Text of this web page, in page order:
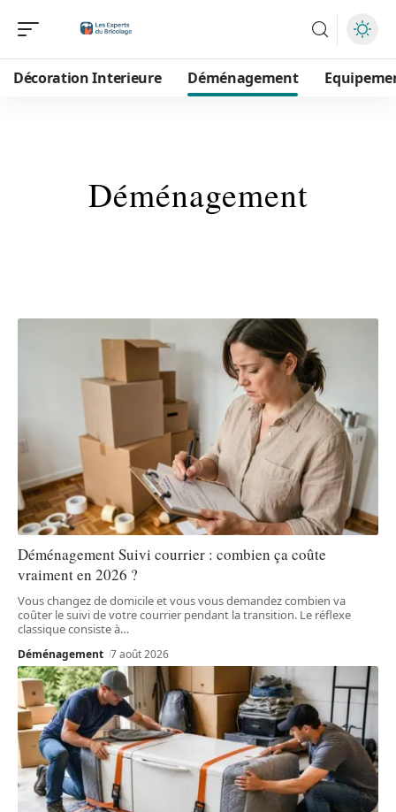
Décoration Interieure Déménagement
Déménagement
Déménagement Suivi courrier : combien ça coûte
vraiment en 2026 ?
Vous changez de domicile et vous vous demandez combien va
coûter le suivi de votre courrier pendant la transition. Le réflexe
classique consiste à…
Déménagement 7 août 2026